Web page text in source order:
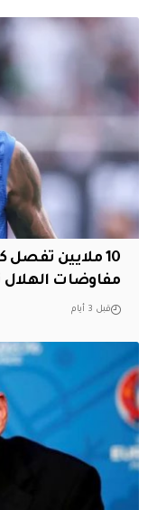
10 ملايين
مفاوضات
قبل 3 أيام